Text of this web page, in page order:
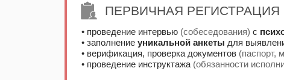
ПЕРВИЧНАЯ РЕГИСТРАЦИЯ
• проведение интервью (собеседования) с
• заполнение уникальной анкеты для
• верификация, проверка документов (паспорт,
• проведение инструктажа (обязанности